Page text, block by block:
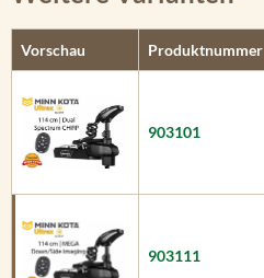
Vorschau Produktnummer
903101
903111